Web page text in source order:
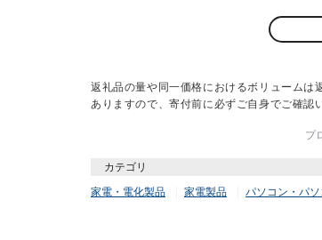
返礼品の量や同一価格におけるボリューム
ありますので、寄付前に必ずご自身でご確認
プ
カテゴリ
家電・電化製品
家電製品 パソコン・パ